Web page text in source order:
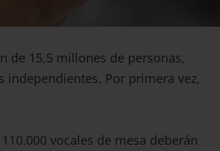
de 15,5 millones de personas,
Por primera vez,
vocales de mesa deberán